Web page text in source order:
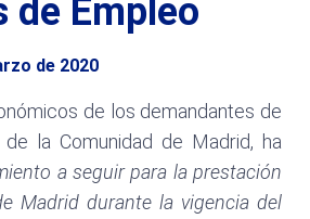
de Empleo
de 2020
de los demandantes de
la Comunidad de Madrid, ha
a seguir para la prestación
Madrid durante la vigencia del